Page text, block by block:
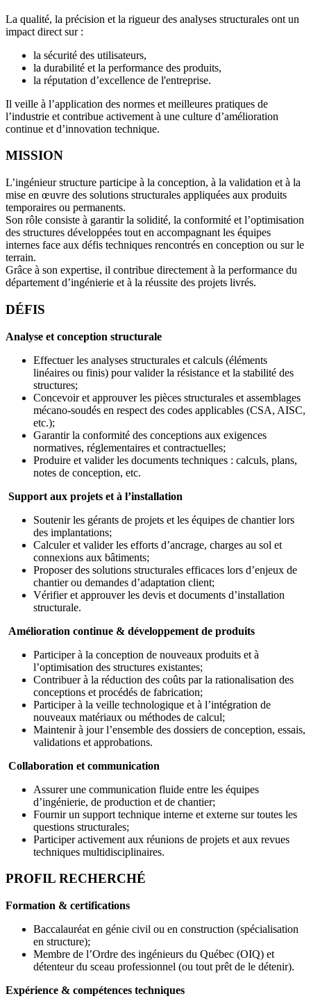
La qualité, la précision et la rigueur des analyses structurales ont un
impact direct sur :
la sécurité des utilisateurs,
la durabilité et la performance des produits,
la réputation d’excellence de l'entreprise.
Il veille à l’application des normes et meilleures pratiques de
l’industrie et contribue activement à une culture d’amélioration
continue et d’innovation technique.
MISSION
L’ingénieur structure participe à la conception, à la validation et à la
mise en œuvre des solutions structurales appliquées aux produits
temporaires ou permanents.
Son rôle consiste à garantir la solidité, la conformité et l’optimisation
des structures développées tout en accompagnant les équipes
internes face aux défis techniques rencontrés en conception ou sur le
terrain.
Grâce à son expertise, il contribue directement à la performance du
département d’ingénierie et à la réussite des projets livrés.
DÉFIS
Analyse et conception structurale
Effectuer les analyses structurales et calculs (éléments
linéaires ou finis) pour valider la résistance et la stabilité des
structures;
Concevoir et approuver les pièces structurales et assemblages
mécano-soudés en respect des codes applicables (CSA, AISC,
etc.);
Garantir la conformité des conceptions aux exigences
normatives, réglementaires et contractuelles;
Produire et valider les documents techniques : calculs, plans,
notes de conception, etc.
Support aux projets et à l’installation
Soutenir les gérants de projets et les équipes de chantier lors
des implantations;
Calculer et valider les efforts d’ancrage, charges au sol et
connexions aux bâtiments;
Proposer des solutions structurales efficaces lors d’enjeux de
chantier ou demandes d’adaptation client;
Vérifier et approuver les devis et documents d’installation
structurale.
Amélioration continue & développement de produits
Participer à la conception de nouveaux produits et à
l’optimisation des structures existantes;
Contribuer à la réduction des coûts par la rationalisation des
conceptions et procédés de fabrication;
Participer à la veille technologique et à l’intégration de
nouveaux matériaux ou méthodes de calcul;
Maintenir à jour l’ensemble des dossiers de conception, essais,
validations et approbations.
Collaboration et communication
Assurer une communication fluide entre les équipes
d’ingénierie, de production et de chantier;
Fournir un support technique interne et externe sur toutes les
questions structurales;
Participer activement aux réunions de projets et aux revues
techniques multidisciplinaires.
PROFIL RECHERCHÉ
Formation & certifications
Baccalauréat en génie civil ou en construction (spécialisation
en structure);
Membre de l’Ordre des ingénieurs du Québec (OIQ) et
détenteur du sceau professionnel (ou tout prêt de le détenir).
Expérience & compétences techniques